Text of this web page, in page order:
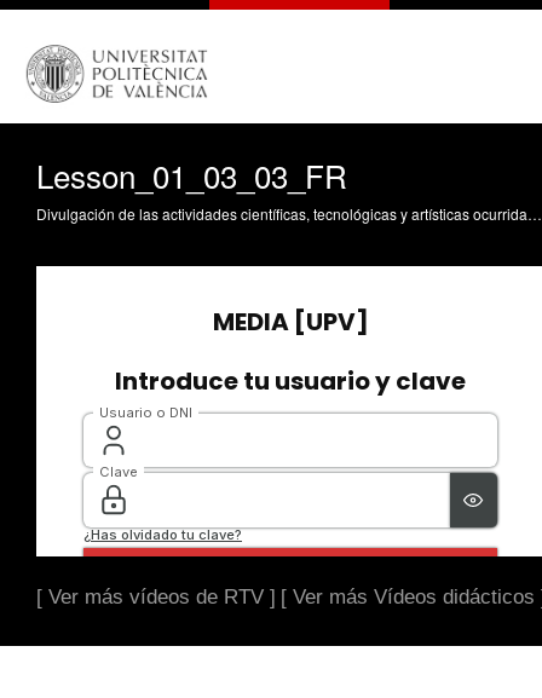
Lesson_01_03_03_FR
Divulgación de las actividades científicas, tecnológicas y artísticas ocurridas en los tres campus de la UPV
[ Ver más vídeos de RTV ] [ Ver más Vídeos didácticos